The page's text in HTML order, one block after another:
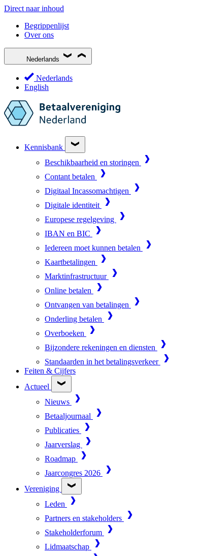
Direct naar inhoud
Begrippenlijst
Over ons
Nederlands
Nederlands
English
Kennisbank
Beschikbaarheid en storingen
Contant betalen
Digitaal Incassomachtigen
Digitale identiteit
Europese regelgeving
IBAN en BIC
Iedereen moet kunnen betalen
Kaartbetalingen
Marktinfrastructuur
Online betalen
Ontvangen van betalingen
Onderling betalen
Overboeken
Bijzondere rekeningen en diensten
Standaarden in het betalingsverkeer
Feiten & Cijfers
Actueel
Nieuws
Betaaljournaal
Publicaties
Jaarverslag
Roadmap
Jaarcongres 2026
Vereniging
Leden
Partners en stakeholders
Stakeholderforum
Lidmaatschap